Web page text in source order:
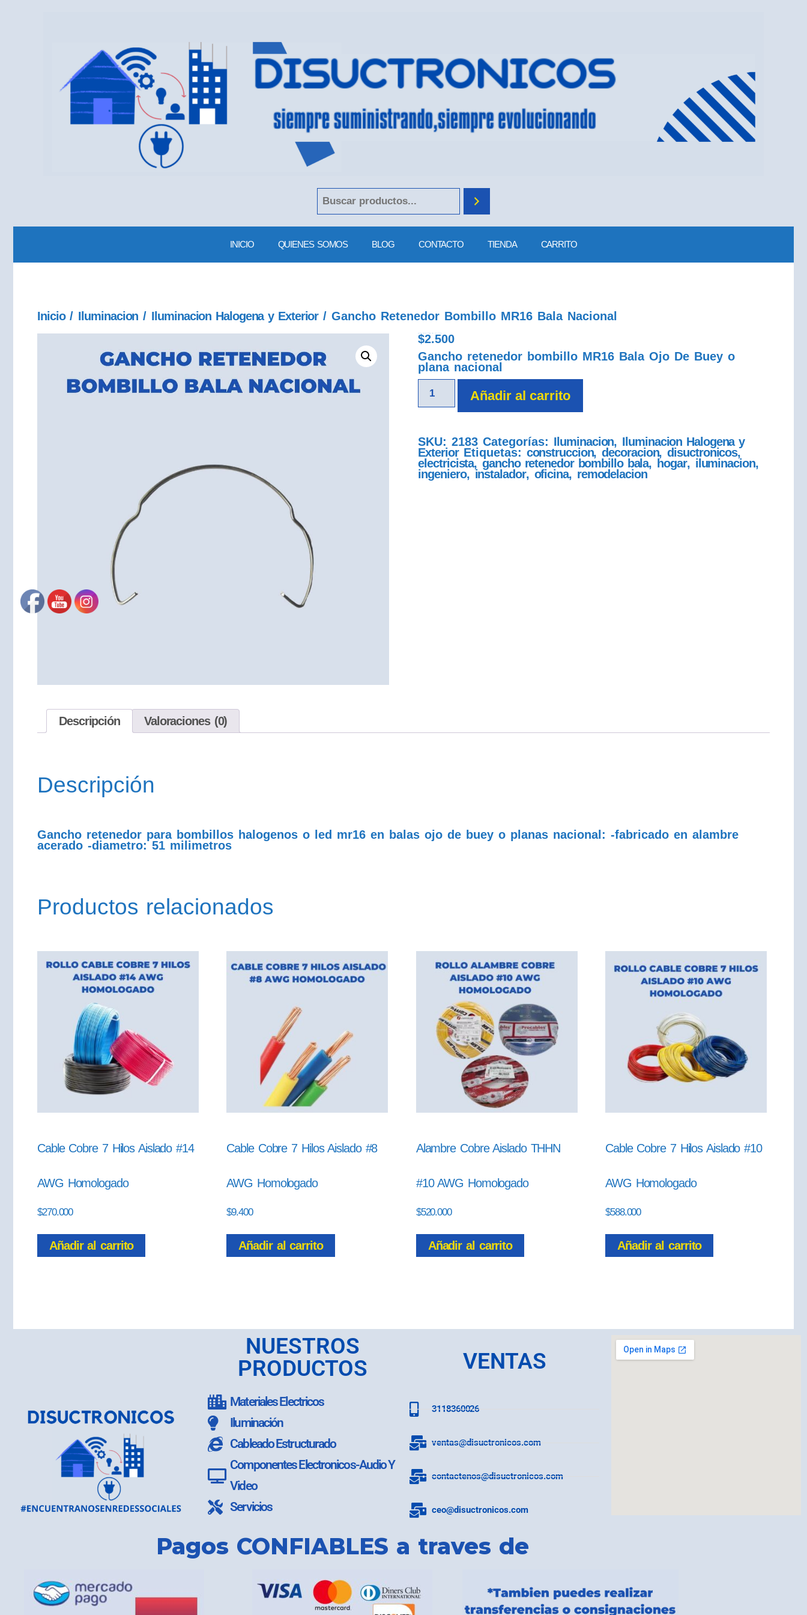
INICIO QUIENES SOMOS BLOG CONTACTO TIENDA CARRITO
Inicio/ Iluminacion / Iluminacion Halogena y Exterior/ Gancho Retenedor Bombillo MR16 Bala Nacional
$2.500
Gancho retenedor bombillo MR16 Bala Ojo De Buey o
plana nacional
Añadir al carrito
SKU:2183 Categorías: Iluminacion, Iluminacion Halogena y
Exterior Etiquetas: construccion,decoracion,disuctronicos,
electricista,gancho retenedor bombillo bala, hogar, iluminacion,
ingeniero,instalador, oficina, remodelacion
Descripción Valoraciones (0)
Descripción
Gancho retenedor para bombillos halogenos o led mr16 en balas ojo de buey o planas nacional: -fabricado en alambre
acerado -diametro: 51 milimetros
Productos relacionados
Cable Cobre 7 Hilos Aislado #14
AWG Homologado
$270.000
Añadir al carrito
Cable Cobre 7 Hilos Aislado #8
AWG Homologado
$9.400
Añadir al carrito
Alambre Cobre Aislado THHN
#10 AWG Homologado
$520.000
Añadir al carrito
Cable Cobre 7 Hilos Aislado #10
AWG Homologado
$588.000
Añadir al carrito
NUESTROS
PRODUCTOS
Materiales Electricos
Iluminación
Cableado Estructurado
Componentes Electronicos-Audio Y
Video
Servicios
VENTAS
3118360026
ventas@disuctronicos.com
contactenos@disuctronicos.com
ceo@disuctronicos.com
Pagos CONFIABLES a traves de